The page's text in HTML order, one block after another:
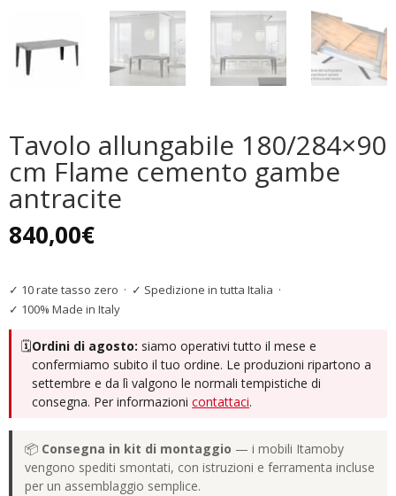
Tavolo allungabile 180/284×90
cm Flame cemento gambe
antracite
840,00€
✓ 10 rate tasso zero · ✓ Spedizione in tutta Italia ·
✓ 100% Made in Italy
🗓️Ordini di agosto: siamo operativi tutto il mese e
confermiamo subito il tuo ordine. Le produzioni ripartono a
settembre e da lì valgono le normali tempistiche di
consegna. Per informazionicontattaci.
📦 Consegna in kit di montaggio — i mobili Itamoby
vengono spediti smontati, con istruzioni e ferramenta incluse
per un assemblaggio semplice.